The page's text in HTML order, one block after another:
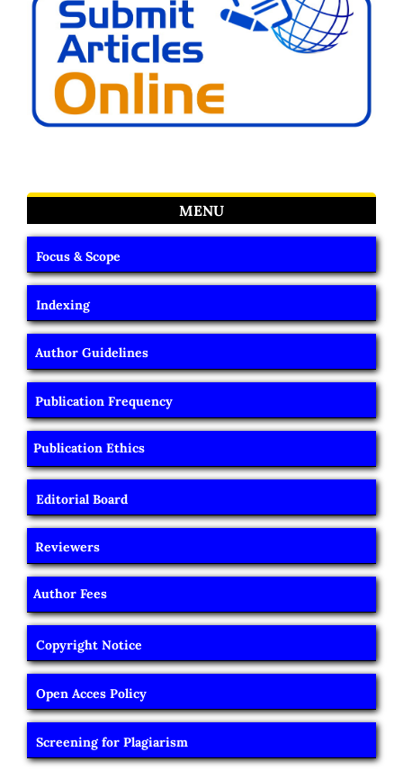
MENU
Focus & Scope
Indexing
Author Guidelines
Publication Frequency
Publication Ethics
Editorial Board
Reviewers
Author Fees
Copyright Notice
Open Acces Policy
Screening for Plagiarism